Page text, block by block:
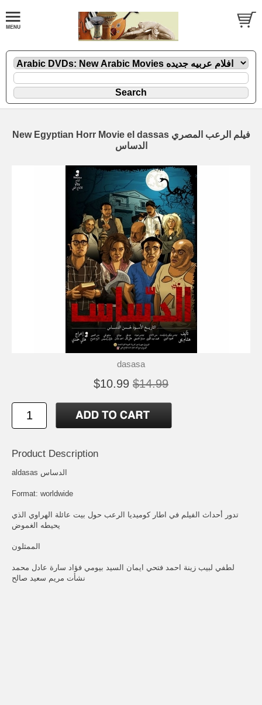
New Egyptian Horr Movie el dassas فيلم الرعب المصري
الدساس
dasasa
$10.99 $14.99
Product Description
aldasas الدساس
Format: worldwide
تدور أحداث الفيلم في اطار كوميديا الرعب حول بيت عائلة الهراوي الذي
يحيطه الغموض
الممثلون
لطفي لبيب زينة احمد فتحي ايمان السيد بيومي فؤاد سارة عادل محمد
نشأت مريم سعيد صالح